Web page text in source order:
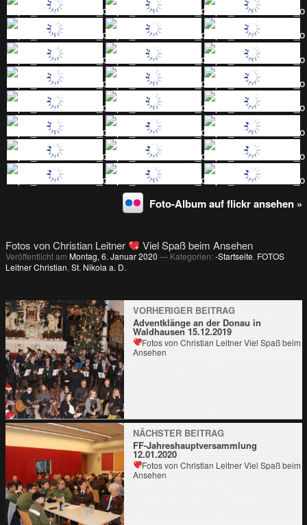
Foto-Album auf flickr ansehen »
Fotos von Christian Leitner Viel Spaß beim Ansehen
Veröffentlicht am Montag, 6. Januar 2020 — Kategorien:-Startseite FOTOS
Leitner Christian St. Nikola a. D.
VORHERIGER BEITRAG
Adventklänge an der Donau in
Waldhausen 15.12.2019
Fotos von Christian LeitnerViel Spaß beim
Ansehen
NÄCHSTER BEITRAG
FF-Jahreshauptversammlung
12.01.2020
Fotos von Christian LeitnerViel Spaß beim
Ansehen